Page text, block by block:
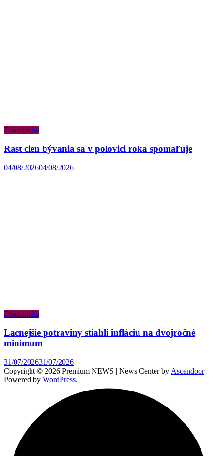
Ekonomika
Rast cien bývania sa v polovici roka spomaľuje
04/08/202604/08/2026
Ekonomika
Lacnejšie potraviny stiahli infláciu na dvojročné
minimum
31/07/202631/07/2026
Copyright © 2026 Premium NEWS | News Center by Ascendoor|
Powered by WordPress.